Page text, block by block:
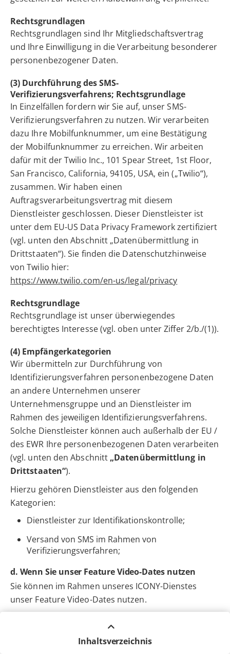
Inhaltsverzeichnis
Rechtsgrundlagen
Rechtsgrundlagen sind Ihr Mitgliedschaftsvertrag
und Ihre Einwilligung in die Verarbeitung besonderer
personenbezogener Daten.
(3) Durchführung des SMS-
Verifizierungsverfahrens; Rechtsgrundlage
In Einzelfällen fordern wir Sie auf, unser SMS-
Verifizierungsverfahren zu nutzen. Wir verarbeiten
dazu Ihre Mobilfunknummer, um eine Bestätigung
der Mobilfunknummer zu erreichen. Wir arbeiten
dafür mit der Twilio Inc., 101 Spear Street, 1st Floor,
San Francisco, California, 94105, USA, ein („Twilio“),
zusammen. Wir haben einen
Auftragsverarbeitungsvertrag mit diesem
Dienstleister geschlossen. Dieser Dienstleister ist
unter dem EU-US Data Privacy Framework zertifiziert
(vgl. unten den Abschnitt „Datenübermittlung in
Drittstaaten“). Sie finden die Datenschutzhinweise
von Twilio hier:
https://www.twilio.com/en-us/legal/privacy
Rechtsgrundlage
Rechtsgrundlage ist unser überwiegendes
berechtigtes Interesse (vgl. oben unter Ziffer 2/b./(1)).
(4) Empfängerkategorien
Wir übermitteln zur Durchführung von
Identifizierungsverfahren personenbezogene Daten
an andere Unternehmen unserer
Unternehmensgruppe und an Dienstleister im
Rahmen des jeweiligen Identifizierungsverfahrens.
Solche Dienstleister können auch außerhalb der EU /
des EWR Ihre personenbezogenen Daten verarbeiten
(vgl. unten den Abschnitt „Datenübermittlung in
Drittstaaten“).
Hierzu gehören Dienstleister aus den folgenden
Kategorien:
Dienstleister zur Identifikationskontrolle;
Versand von SMS im Rahmen von
Verifizierungsverfahren;
d. Wenn Sie unser Feature Video-Dates nutzen
Sie können im Rahmen unseres ICONY-Dienstes
unser Feature Video-Dates nutzen.
Anbahnung, Durchführung und Abwicklung des